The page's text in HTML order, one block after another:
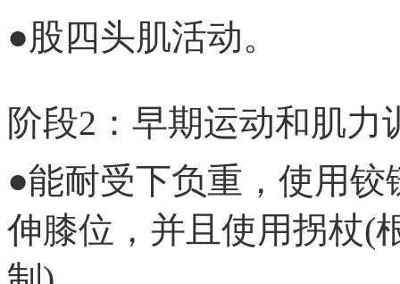
●股四头肌活动。
阶段2：早期运动和肌力
●能耐受下负重，使用
伸膝位，并且使用拐杖(